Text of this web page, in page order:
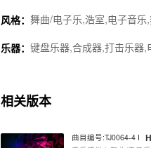
风格： 舞曲/电子乐,浩室,电子音
乐器： 键盘乐器,合成器,打击乐器
相关版本
曲目编号:TJ0064-4 I